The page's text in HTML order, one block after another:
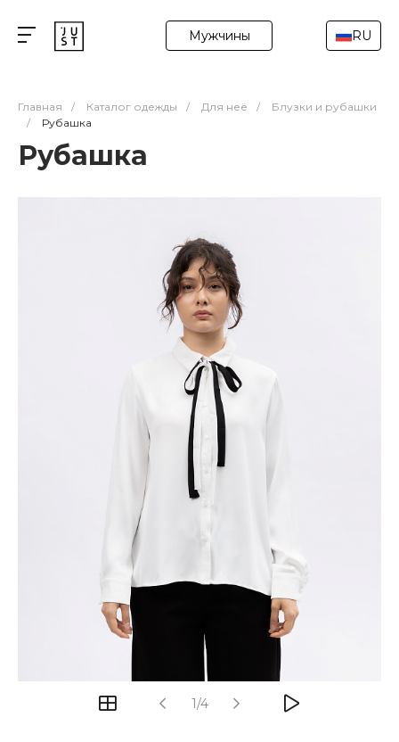
Мужчины RU
Главная / Каталог одежды / Для неё /
Блузки и рубашки
/
Рубашка
Рубашка
1/4